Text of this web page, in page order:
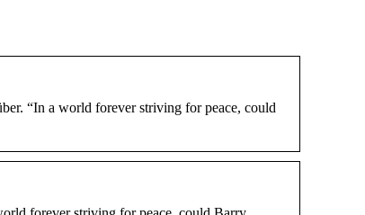
“In a world forever striving for peace, could